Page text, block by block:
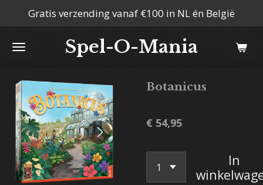
naar
hoofdinhoud
Spel-O-Mania
Gratis verzending vanaf €100 in NL én België
Botanicus
€ 54,95
In